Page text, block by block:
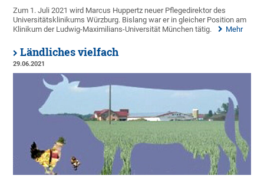
Zum 1. Juli 2021 wird Marcus Huppertz neuer Pflegedirektor des
Universitätsklinikums Würzburg. Bislang war er in gleicher Position am
Klinikum der Ludwig-Maximilians-Universität München tätig.
Mehr
Ländliches vielfach
29.06.2021